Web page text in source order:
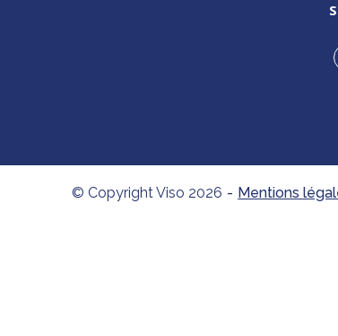
© Copyright Viso 2026 - Mentions